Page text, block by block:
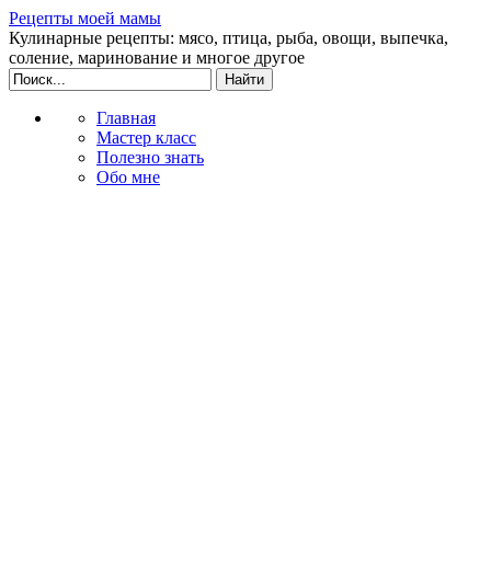
Рецепты моей мамы
Кулинарные рецепты: мясо, птица, рыба, овощи, выпечка,
соление, маринование и многое другое
Главная
Мастер класс
Полезно знать
Обо мне